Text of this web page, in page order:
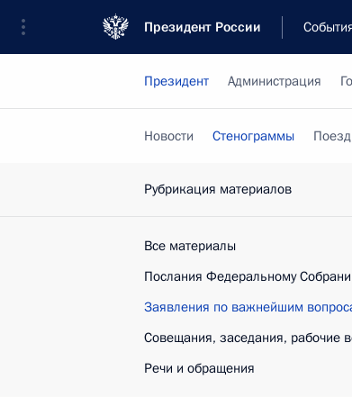
Президент России
Президент Администрация
Новости Стенограммы
Рубрикация материалов
Все материалы
Послания Федеральному
Заявления по важнейшим
Совещания, заседания, рабочие
Речи и обращения